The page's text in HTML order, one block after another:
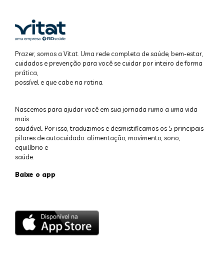
Prazer, somos a Vitat. Uma rede completa de saúde, bem-estar,
cuidados e prevenção para você se cuidar por inteiro de forma
prática,
possível e que cabe na rotina.
Nascemos para ajudar você em sua jornada rumo a uma vida
mais
saudável. Por isso, traduzimos e desmistificamos os 5 principais
pilares de autocuidado: alimentação, movimento, sono,
equilíbrio e
saúde.
Baixe o app